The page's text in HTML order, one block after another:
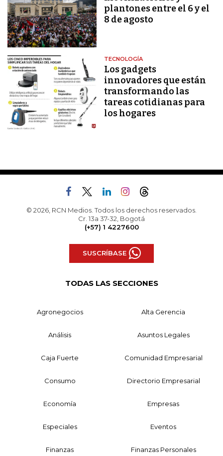
plantones entre el 6 y el
8 de agosto
TECNOLOGÍA
Los gadgets
innovadores que están
transformando las
tareas cotidianas para
los hogares
© 2026, RCN Medios. Todos los derechos reservados.
Cr. 13a 37-32, Bogotá
(+57) 1 4227600
SUSCRÍBASE
TODAS LAS SECCIONES
Agronegocios Alta Gerencia
Análisis Asuntos Legales
Caja Fuerte Comunidad Empresarial
Consumo Directorio Empresarial
Economía Empresas
Especiales Eventos
Finanzas Finanzas Personales